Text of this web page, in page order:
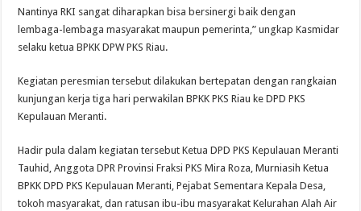
Nantinya RKI sangat diharapkan bisa bersinergi baik dengan
lembaga-lembaga masyarakat maupun pemerinta,” ungkap Kasmidar
selaku ketua BPKK DPW PKS Riau.
Kegiatan peresmian tersebut dilakukan bertepatan dengan rangkaian
kunjungan kerja tiga hari perwakilan BPKK PKS Riau ke DPD PKS
Kepulauan Meranti.
Hadir pula dalam kegiatan tersebut Ketua DPD PKS Kepulauan Meranti
Tauhid, Anggota DPR Provinsi Fraksi PKS Mira Roza, Murniasih Ketua
BPKK DPD PKS Kepulauan Meranti, Pejabat Sementara Kepala Desa,
tokoh masyarakat, dan ratusan ibu-ibu masyarakat Kelurahan Alah Air